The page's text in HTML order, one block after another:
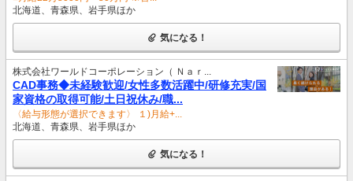
北海道、青森県、岩手県ほか
気になる！
株式会社ワールドコーポレーション（ Ｎａｒ...
CAD事務◆未経験歓迎/女性多数活躍中/研修充実/国
家資格の取得可能/土日祝休み/職...
〈給与形態が選択できます〉 １)月給+...
北海道、青森県、岩手県ほか
気になる！